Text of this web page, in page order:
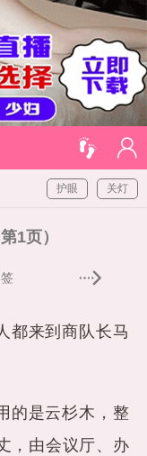
关灯
护眼
1页）
都来到商队长马
的是云杉木，整
，由会议厅、办